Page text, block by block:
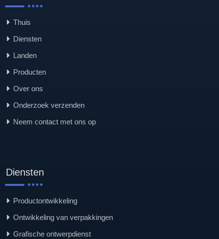
Thuis
Diensten
Landen
Producten
Over ons
Onderzoek verzenden
Neem contact met ons op
Diensten
Productontwikkeling
Ontwikkeling van verpakkingen
Grafische ontwerpdienst